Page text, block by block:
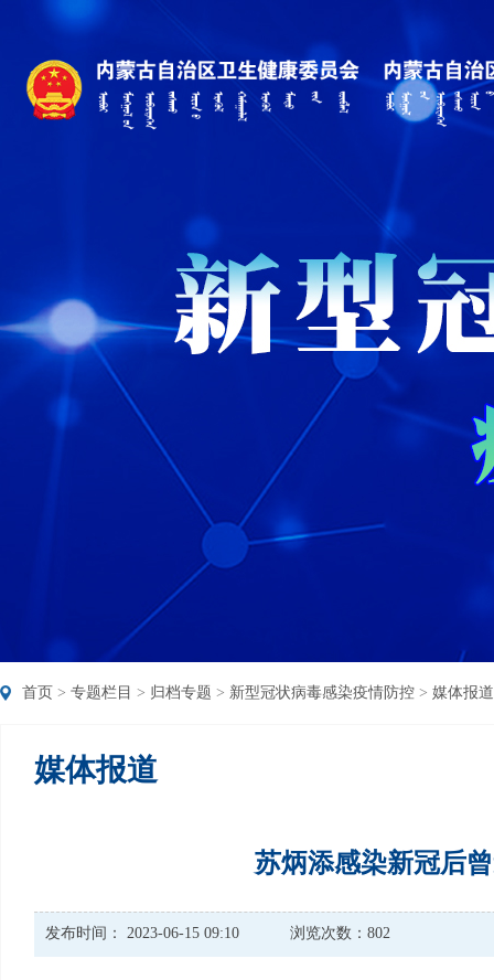
首页 > 专题栏目 > 归档专题 > 新型冠状病毒感染疫情防控 > 媒体报道
媒体报道
苏炳添感染新冠后
发布时间： 2023-06-15 09:10 浏览次数：802